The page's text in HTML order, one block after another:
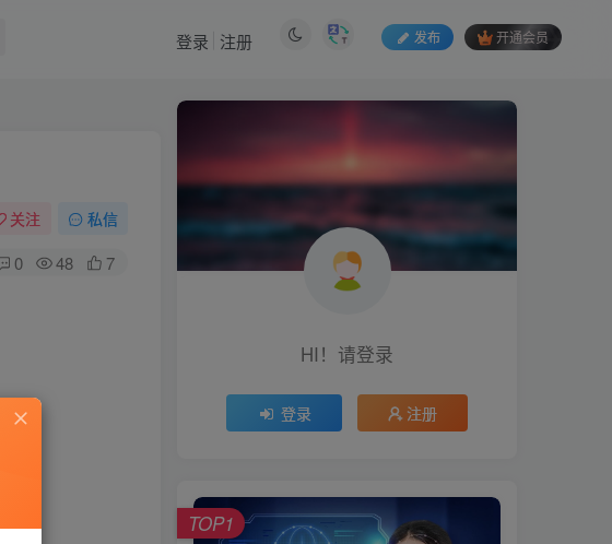
发布 开通会员
登录 注册
关注 私信
0 48 7
HI！请登录
登录 注册
TOP1
HI！请登录
登录 注册
TOP1